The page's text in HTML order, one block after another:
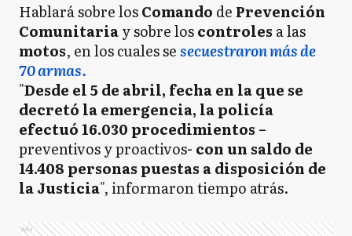
Hablará sobre losComando de Prevención
Comunitariay sobre loscontroles a las
motos, en los cuales sesecuestraron más de
70 armas.
"Desde el 5 de abril, fecha en la que se
decretó la emergencia, la policía
efectuó 16.030 procedimientos –
preventivos y proactivos- con un saldo de
14.408 personas puestas a disposición de
la Justicia", informaron tiempo atrás.
Ads